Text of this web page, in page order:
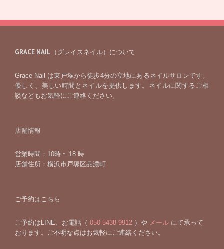
GRACE NAIL（グレイスネイル）について
Grace Nail は東戸塚から徒歩4分の立地にあるネイルサロンです。
優しく、美しい時間とネイルを提供します。ネイルに関するご相
談などもお気軽にご連絡ください。
店舗情報
営業時間：10時 ~ 18 時
店舗住所：横浜市戸塚区品濃町
ご予約はこちら
ご予約はLINE、お電話（ 050-5438-9912 ）や メール にて承って
おります。ご不明な点はお気軽にご連絡ください。